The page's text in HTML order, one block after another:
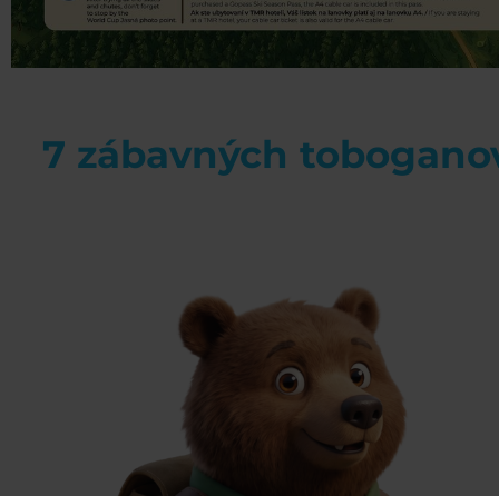
7 zábavných